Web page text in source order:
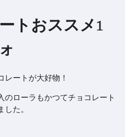
トおススメ1
レートが大好物！
のローラもかつてチョコレート
た。